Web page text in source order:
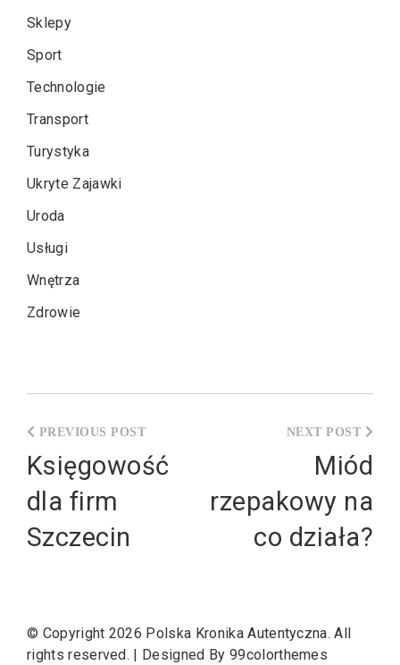
Sklepy
Sport
Technologie
Transport
Turystyka
Ukryte Zajawki
Uroda
Usługi
Wnętrza
Zdrowie
wpisu
Księgowość
dla firm
Szczecin
Miód
rzepakowy na
co działa?
© Copyright 2026 Polska Kronika Autentyczna. All
rights reserved. | Designed By 99colorthemes